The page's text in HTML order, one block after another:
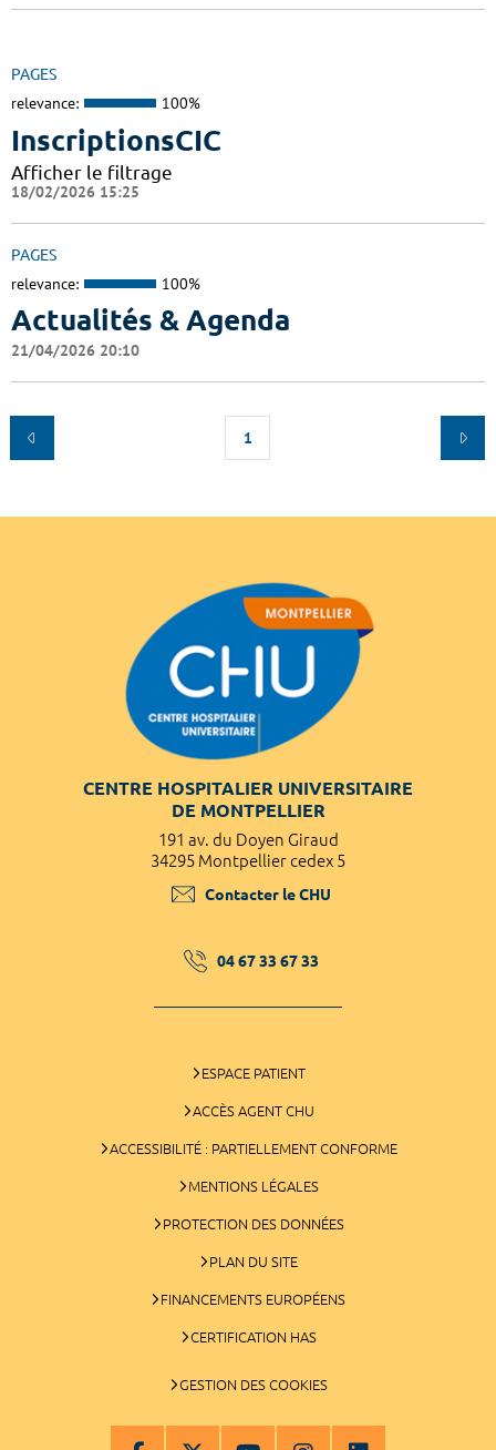
PAGES
relevance: 100%
InscriptionsCIC
Afficher le filtrage
18/02/2026 15:25
PAGES
relevance: 100%
Actualités & Agenda
21/04/2026 20:10
1
CENTRE HOSPITALIER UNIVERSITAIRE
DE MONTPELLIER
191 av. du Doyen Giraud
34295 Montpellier cedex 5
Contacter le CHU
04 67 33 67 33
ESPACE PATIENT
ACCÈS AGENT CHU
ACCESSIBILITÉ : PARTIELLEMENT CONFORME
MENTIONS LÉGALES
PROTECTION DES DONNÉES
PLAN DU SITE
FINANCEMENTS EUROPÉENS
CERTIFICATION HAS
GESTION DES COOKIES